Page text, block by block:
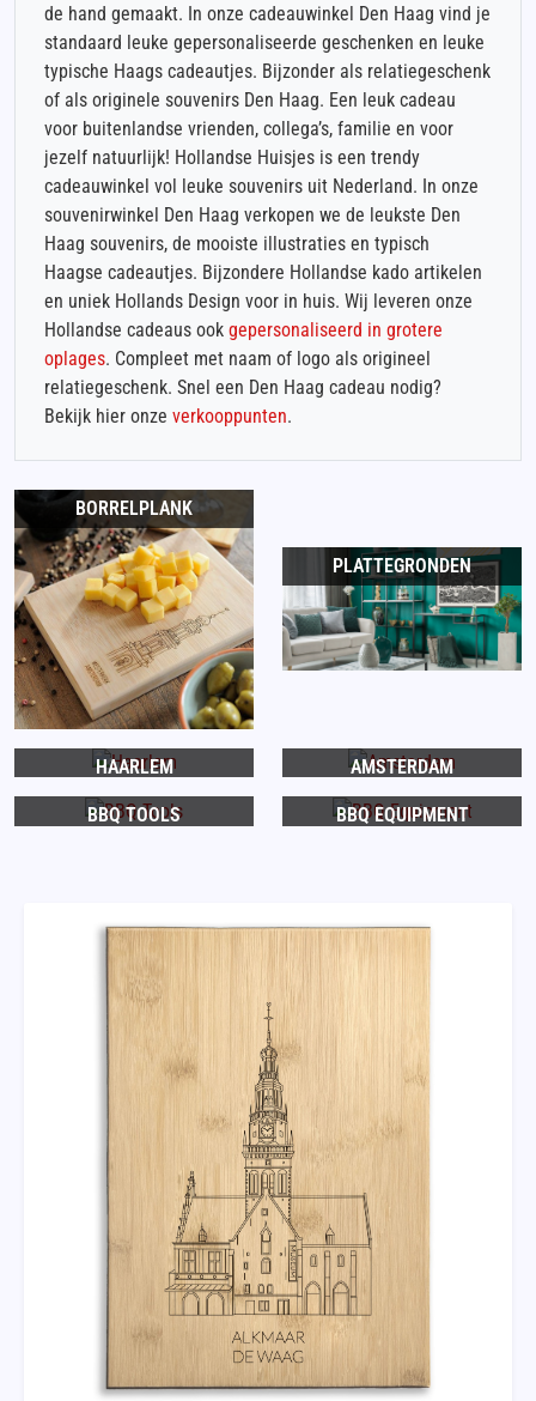
de hand gemaakt. In onze cadeauwinkel Den Haag vind je
standaard leuke gepersonaliseerde geschenken en leuke
typische Haags cadeautjes. Bijzonder als relatiegeschenk
of als originele souvenirs Den Haag. Een leuk cadeau
voor buitenlandse vrienden, collega’s, familie en voor
jezelf natuurlijk! Hollandse Huisjes is een trendy
cadeauwinkel vol leuke souvenirs uit Nederland. In onze
souvenirwinkel Den Haag verkopen we de leukste Den
Haag souvenirs, de mooiste illustraties en typisch
Haagse cadeautjes. Bijzondere Hollandse kado artikelen
en uniek Hollands Design voor in huis. Wij leveren onze
Hollandse cadeaus ook gepersonaliseerd in grotere
oplages. Compleet met naam of logo als origineel
relatiegeschenk. Snel een Den Haag cadeau nodig?
Bekijk hier onze verkooppunten.
BORRELPLANK
PLATTEGRONDEN
HAARLEM AMSTERDAM
BBQ TOOLS BBQ EQUIPMENT